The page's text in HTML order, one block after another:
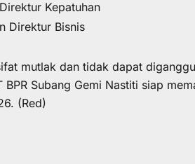
Kepatuhan
Direktur Bisnis
mutlak dan tidak dapat
Subang Gemi Nastiti siap
(Red)